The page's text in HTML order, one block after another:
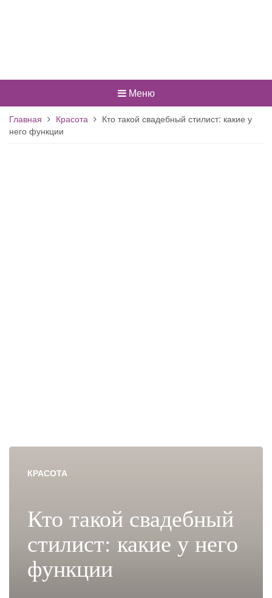
Меню
Главная Красота
Кто такой свадебный стилист: какие у
него функции
КРАСОТА
Кто такой свадебный
стилист: какие у него
функции